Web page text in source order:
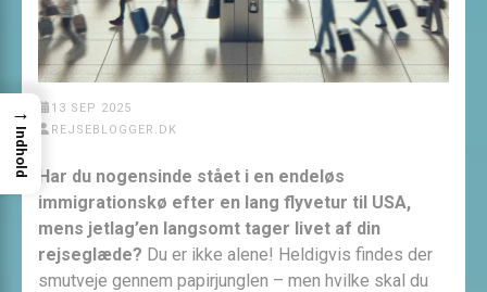
13 SEP 2025
REJSEBLOGGER.DK
Har du nogensinde stået i en endeløs
immigrations­kø efter en lang flyvetur til USA,
mens jetlag’en langsomt tager livet af din
rejseglæde? Du er ikke alene! Heldigvis findes der
smutveje gennem papirjunglen – men hvilke skal du
→
Indhold